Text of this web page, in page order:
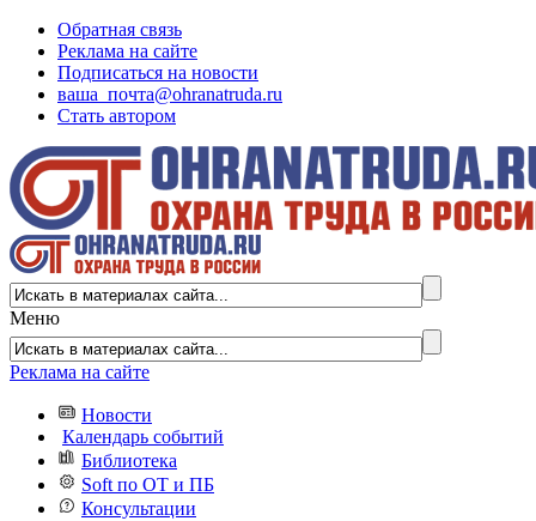
Обратная связь
Реклама на сайте
Подписаться на новости
ваша_почта@ohranatruda.ru
Стать автором
Меню
Реклама на сайте
Новости
Календарь событий
Библиотека
Soft по ОТ и ПБ
Консультации